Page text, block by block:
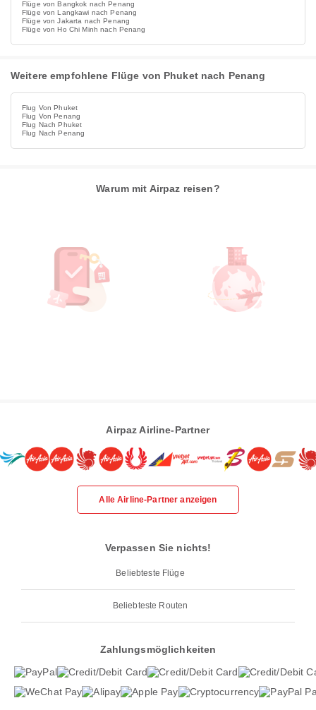
Flüge von Bangkok nach Penang
Flüge von Langkawi nach Penang
Flüge von Jakarta nach Penang
Flüge von Ho Chi Minh nach Penang
Weitere empfohlene Flüge von Phuket nach Penang
Flug Von Phuket
Flug Von Penang
Flug Nach Phuket
Flug Nach Penang
Warum mit Airpaz reisen?
Airpaz Airline-Partner
Alle Airline-Partner anzeigen
Verpassen Sie nichts!
Beliebteste Flüge
Beliebteste Routen
Zahlungsmöglichkeiten